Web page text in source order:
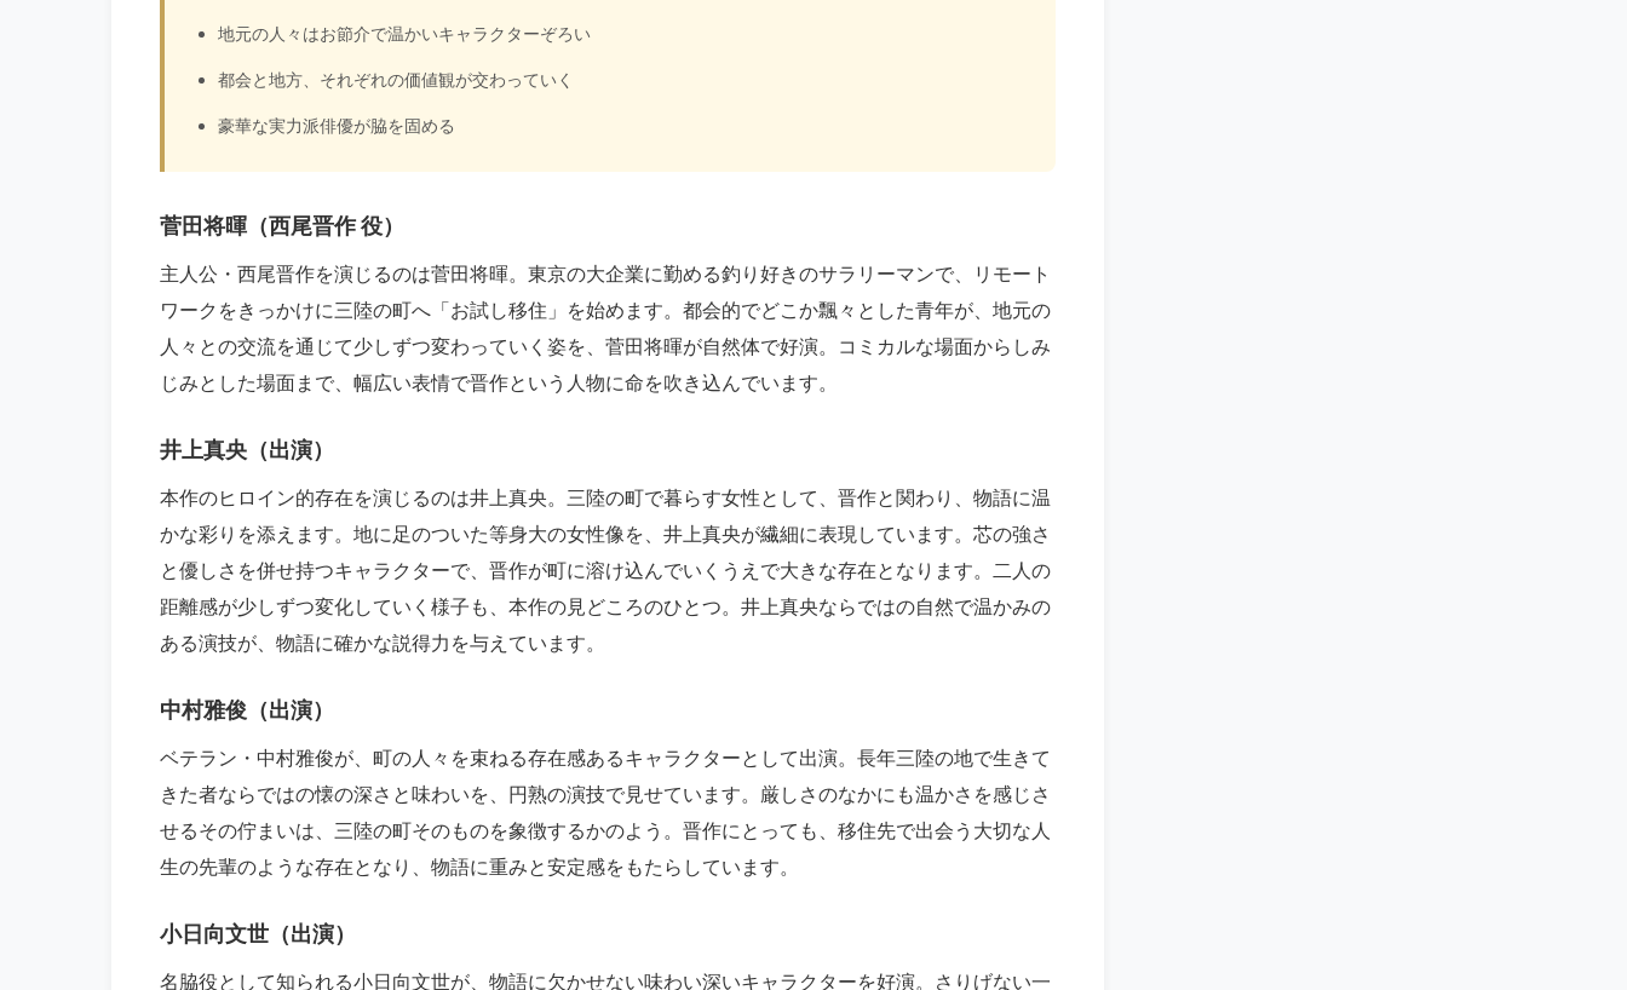
地元の人々はお節介で温かいキャラクターぞろい
都会と地方、それぞれの価値観が交わっていく
豪華な実力派俳優が脇を固める
菅田将暉（西尾晋作 役）
主人公・西尾晋作を演じるのは菅田将暉。東京の大企業に勤める釣り好きのサラリーマンで、リモート
ワークをきっかけに三陸の町へ「お試し移住」を始めます。都会的でどこか飄々とした青年が、地元の
人々との交流を通じて少しずつ変わっていく姿を、菅田将暉が自然体で好演。コミカルな場面からしみ
じみとした場面まで、幅広い表情で晋作という人物に命を吹き込んでいます。
井上真央（出演）
本作のヒロイン的存在を演じるのは井上真央。三陸の町で暮らす女性として、晋作と関わり、物語に温
かな彩りを添えます。地に足のついた等身大の女性像を、井上真央が繊細に表現しています。芯の強さ
と優しさを併せ持つキャラクターで、晋作が町に溶け込んでいくうえで大きな存在となります。二人の
距離感が少しずつ変化していく様子も、本作の見どころのひとつ。井上真央ならではの自然で温かみの
ある演技が、物語に確かな説得力を与えています。
中村雅俊（出演）
ベテラン・中村雅俊が、町の人々を束ねる存在感あるキャラクターとして出演。長年三陸の地で生きて
きた者ならではの懐の深さと味わいを、円熟の演技で見せています。厳しさのなかにも温かさを感じさ
せるその佇まいは、三陸の町そのものを象徴するかのよう。晋作にとっても、移住先で出会う大切な人
生の先輩のような存在となり、物語に重みと安定感をもたらしています。
小日向文世（出演）
名脇役として知られる小日向文世が、物語に欠かせない味わい深いキャラクターを好演。さりげない一